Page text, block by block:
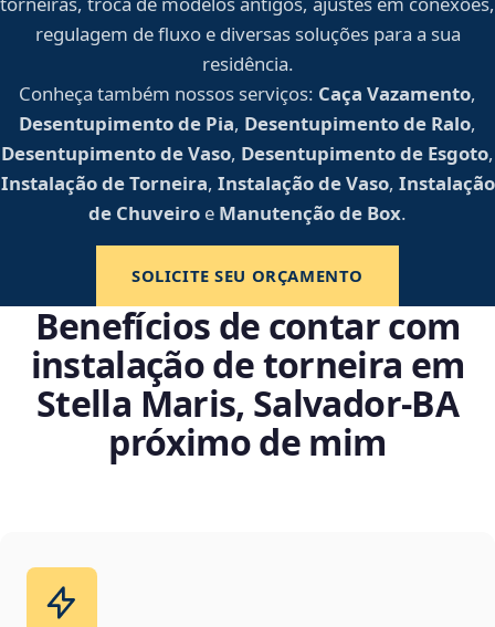
regulagem de fluxo e diversas soluções para a sua
residência.
Conheça também nossos serviços: Caça Vazamento,
Desentupimento de Pia, Desentupimento de Ralo,
Desentupimento de Vaso, Desentupimento de Esgoto,
Instalação de Torneira, Instalação de Vaso, Instalação
de Chuveiro e Manutenção de Box.
SOLICITE SEU ORÇAMENTO
Benefícios de contar com
instalação de torneira em
Stella Maris, Salvador‑BA
próximo de mim